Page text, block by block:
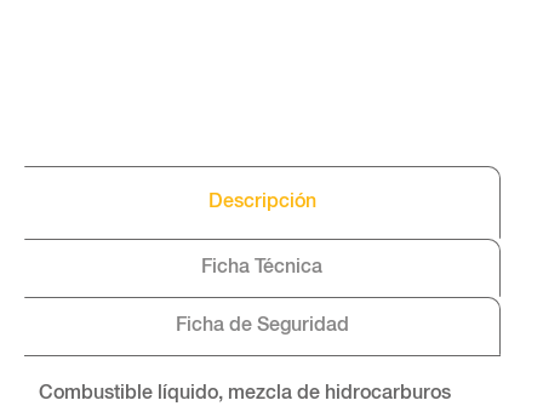
Descripción
Ficha Técnica
Ficha de Seguridad
Combustible líquido, mezcla de hidrocarburos